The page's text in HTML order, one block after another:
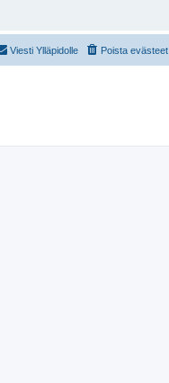
Poista evästeet
Viesti Ylläpidolle